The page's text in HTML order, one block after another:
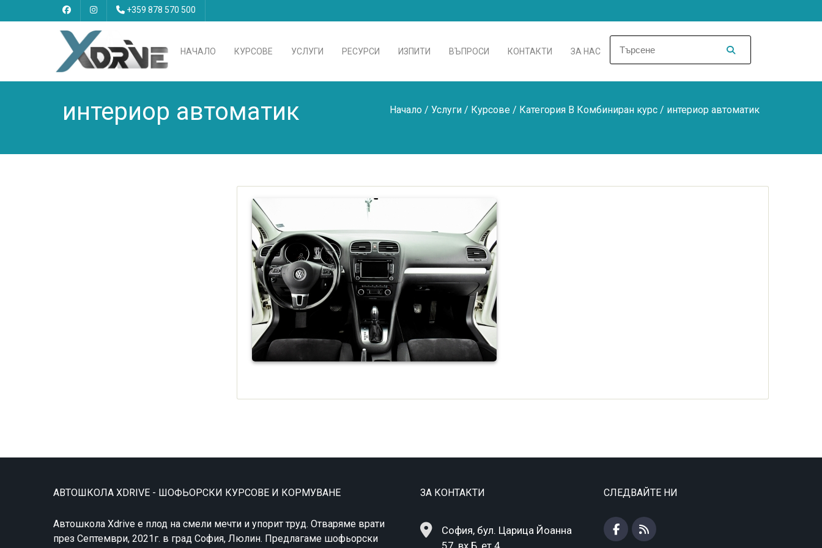
+359 878 570 500
НАЧАЛО КУРСОВЕ УСЛУГИ РЕСУРСИ ИЗПИТИ ВЪПРОСИ КОНТАКТИ ЗА НАС
интериор автоматик Начало / Услуги / Курсове / Категория B Комбиниран курс / интериор автоматик
АВТОШКОЛА XDRIVE - ШОФЬОРСКИ КУРСОВЕ И КОРМУВАНЕ
Автошкола Xdrive е плод на смели мечти и упорит труд. Отваряме врати
през Септември, 2021г. в град София, Люлин. Предлагаме шофьорски
ЗА КОНТАКТИ
София, бул. Царица Йоанна
57, вх.Б, ет.4
СЛЕДВАЙТЕ НИ